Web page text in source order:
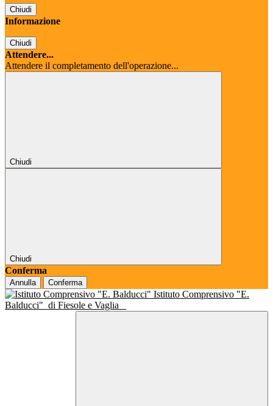
Chiudi
Informazione
Chiudi
Attendere...
Attendere il completamento dell'operazione...
Chiudi
Chiudi
Conferma
Annulla Conferma
Istituto Comprensivo "E.
Balducci" di Fiesole e Vaglia